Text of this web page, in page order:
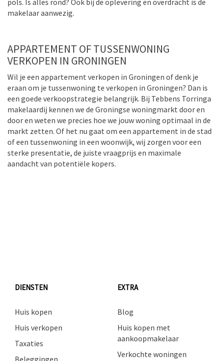
pols. Is alles rond? Ook bij de oplevering en overdracht is de
makelaar aanwezig.
APPARTEMENT OF TUSSENWONING
VERKOPEN IN GRONINGEN
Wil je een appartement verkopen in Groningen of denk je
eraan om je tussenwoning te verkopen in Groningen? Dan is
een goede verkoopstrategie belangrijk. Bij Tebbens Torringa
makelaardij kennen we de Groningse woningmarkt door en
door en weten we precies hoe we jouw woning optimaal in de
markt zetten. Of het nu gaat om een appartement in de stad
of een tussenwoning in een woonwijk, wij zorgen voor een
sterke presentatie, de juiste vraagprijs en maximale
aandacht van potentiële kopers.
DIENSTEN
Huis kopen
Huis verkopen
Taxaties
Beleggingen
EXTRA
Blog
Huis kopen met
aankoopmakelaar
Verkochte woningen